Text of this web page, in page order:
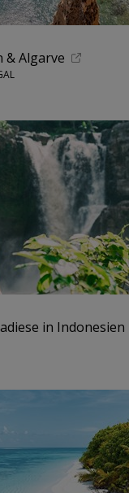
& Algarve
in Indonesien